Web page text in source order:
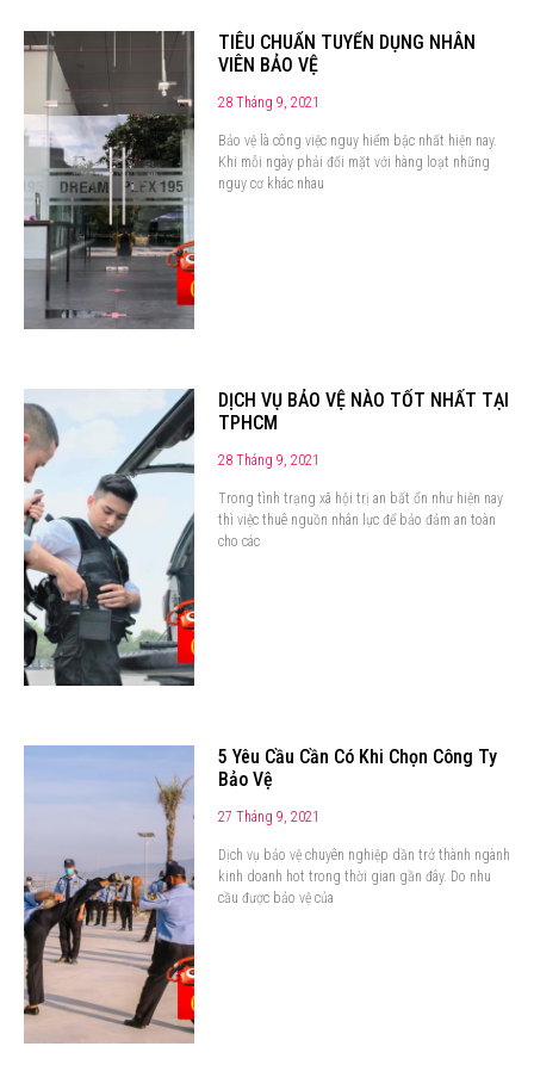
TIÊU CHUẨN TUYỂN DỤNG NHÂN
VIÊN BẢO VỆ
28 Tháng 9, 2021
Bảo vệ là công việc nguy hiểm bậc nhất hiện nay.
Khi mỗi ngày phải đối mặt với hàng loạt những
nguy cơ khác nhau
DỊCH VỤ BẢO VỆ NÀO TỐT NHẤT TẠI
TPHCM
28 Tháng 9, 2021
Trong tình trạng xã hội trị an bất ổn như hiện nay
thì việc thuê nguồn nhân lực để bảo đảm an toàn
cho các
5 Yêu Cầu Cần Có Khi Chọn Công Ty
Bảo Vệ
27 Tháng 9, 2021
Dịch vụ bảo vệ chuyên nghiệp dần trở thành ngành
kinh doanh hot trong thời gian gần đây. Do nhu
cầu được bảo vệ của